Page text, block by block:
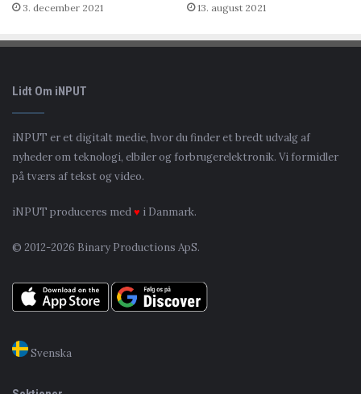
3. december 2021 13. august 2021
Lidt Om iNPUT
iNPUT er et digitalt medie, hvor du finder et bredt udvalg af
nyheder om teknologi, elbiler og forbrugerelektronik. Vi formidler
på tværs af tekst og video.
iNPUT produceres med♥ i Danmark.
© 2012-2026 Binary Productions ApS.
Svenska